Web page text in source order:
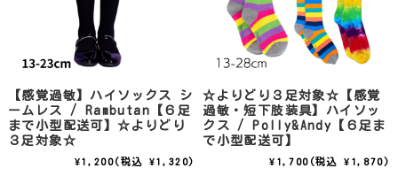
【感覚過敏】ハイソックス シ
ームレス / Rambutan【６足
まで小型配送可】☆よりどり
３足対象☆
¥1,200(税込 ¥1,320)
☆よりどり３足対象☆【感覚
過敏・短下肢装具】ハイソッ
クス / Polly&Andy【６足ま
で小型配送可】
¥1,700 (税込 ¥1,870)